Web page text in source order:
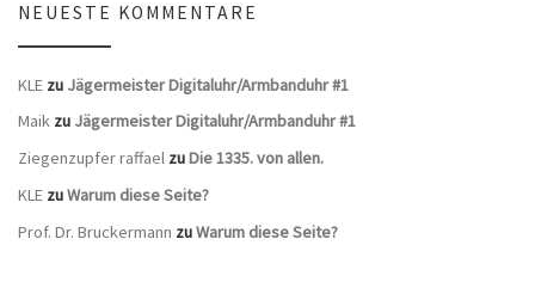
NEUESTE KOMMENTARE
KLE zu Jägermeister Digitaluhr/Armbanduhr #1
Maik zu Jägermeister Digitaluhr/Armbanduhr #1
Ziegenzupfer raffael zuDie 1335. von allen.
KLE zuWarum diese Seite?
Prof. Dr. Bruckermann zuWarum diese Seite?